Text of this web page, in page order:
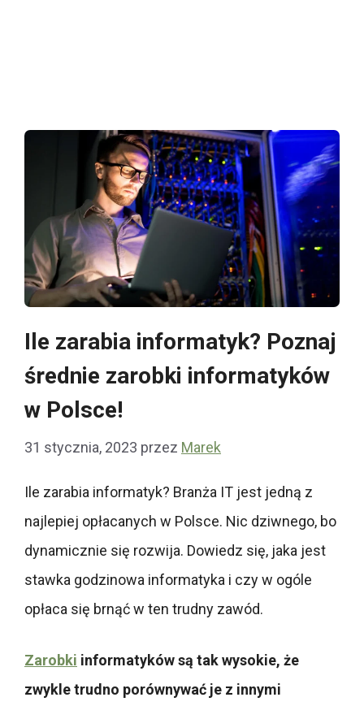
Ile zarabia informatyk? Poznaj
średnie zarobki informatyków
w Polsce!
31 stycznia, 2023 przez Marek
Ile zarabia informatyk? Branża IT jest jedną z
najlepiej opłacanych w Polsce. Nic dziwnego, bo
dynamicznie się rozwija. Dowiedz się, jaka jest
stawka godzinowa informatyka i czy w ogóle
opłaca się brnąć w ten trudny zawód.
Zarobki informatyków są tak wysokie, że
zwykle trudno porównywać je z innymi